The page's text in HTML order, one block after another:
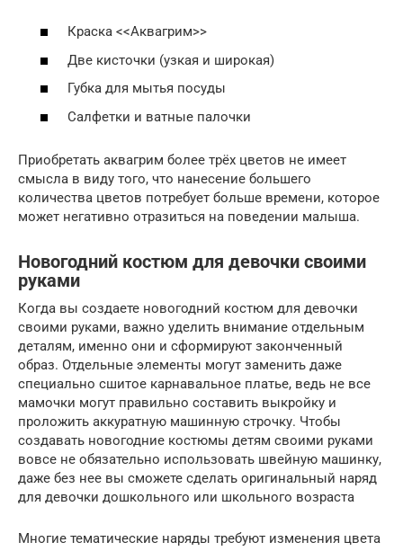
Краска <<Аквагрим>>
Две кисточки (узкая и широкая)
Губка для мытья посуды
Салфетки и ватные палочки
Приобретать аквагрим более трёх цветов не имеет
смысла в виду того, что нанесение большего
количества цветов потребует больше времени, которое
может негативно отразиться на поведении малыша.
Новогодний костюм для девочки своими
руками
Когда вы создаете новогодний костюм для девочки
своими руками, важно уделить внимание отдельным
деталям, именно они и сформируют законченный
образ. Отдельные элементы могут заменить даже
специально сшитое карнавальное платье, ведь не все
мамочки могут правильно составить выкройку и
проложить аккуратную машинную строчку. Чтобы
создавать новогодние костюмы детям своими руками
вовсе не обязательно использовать швейную машинку,
даже без нее вы сможете сделать оригинальный наряд
для девочки дошкольного или школьного возраста
Многие тематические наряды требуют изменения цвета